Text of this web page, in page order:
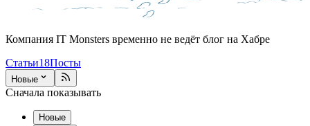
Компания IT Monsters временно не ведёт блог на Хабре
Статьи18Посты
Новые
Сначала показывать
Новые